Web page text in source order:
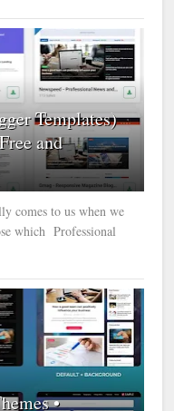
Templates)
and
comes to us when we
which Professional
•